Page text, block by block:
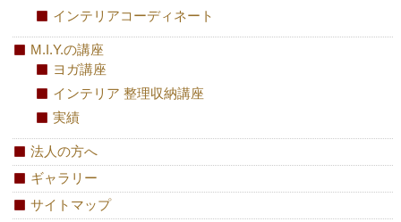
インテリアコーディネート
M.I.Y.の講座
ヨガ講座
インテリア 整理収納講座
実績
法人の方へ
ギャラリー
サイトマップ